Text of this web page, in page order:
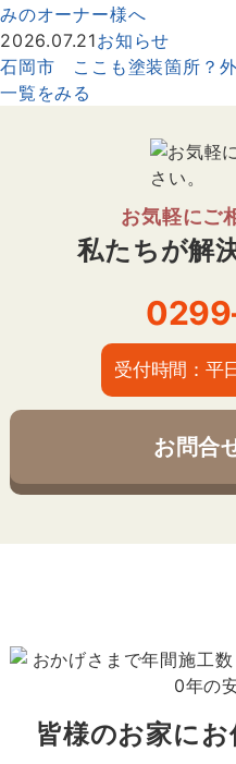
みのオーナー様へ
2026.07.21お知らせ
石岡市 ここも塗装箇所？
一覧をみる
お気軽にご
私たちが解
受付時間：平
お問合
皆様のお家にお